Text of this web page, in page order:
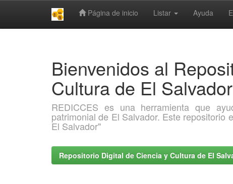
Página de inicio Listar Ayuda
Bienvenidos al
Cultura de El
REDICCES es una herramienta que
patrimonial de El Salvador. Este repositorio
El Salvador"
Repositorio Digital de Ciencia y Cultura de El